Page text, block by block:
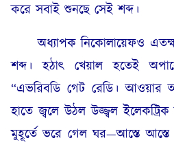
করে সবাই শুনছে সেই শব্দ।
অধ্যাপক নিকোলায়েফও
শব্দ। হঠাৎ খেয়াল হতেই
“এভরিবডি গেট রেডি। আওয়ার
হাতে জ্বলে উঠল উজ্জ্বল
মুহূর্তে ভরে গেল ঘর—আস্তে